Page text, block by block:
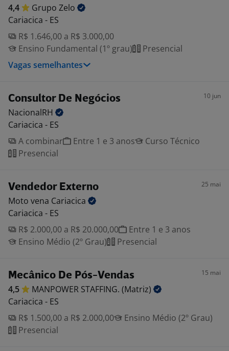
4,4 Grupo Zelo
Cariacica - ES
R$ 1.646,00 a R$ 3.000,00
Ensino Fundamental (1º grau)
Presencial
Vagas semelhantes
Consultor De Negócios 10 jun
NacionalRH
Cariacica - ES
A combinar
Entre 1 e 3 anos
Curso Técnico
Presencial
Vendedor Externo 25 mai
Moto vena Cariacica
Cariacica - ES
R$ 2.000,00 a R$ 20.000,00
Entre 1 e 3 anos
Ensino Médio (2º Grau)
Presencial
Mecânico De Pós-Vendas 15 mai
4,5 MANPOWER STAFFING. (Matriz)
Cariacica - ES
R$ 1.500,00 a R$ 2.000,00
Ensino Médio (2º Grau)
Presencial